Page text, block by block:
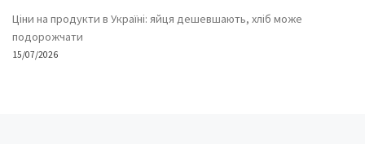
Ціни на продукти в Україні: яйця дешевшають, хліб може
подорожчати
15/07/2026